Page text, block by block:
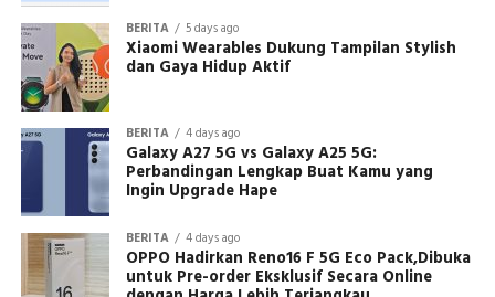
BERITA 5 days ago
Xiaomi Wearables Dukung Tampilan Stylish
dan Gaya Hidup Aktif
BERITA 4 days ago
Galaxy A27 5G vs Galaxy A25 5G:
Perbandingan Lengkap Buat Kamu yang
Ingin Upgrade Hape
BERITA 4 days ago
OPPO Hadirkan Reno16 F 5G Eco Pack,Dibuka
untuk Pre-order Eksklusif Secara Online